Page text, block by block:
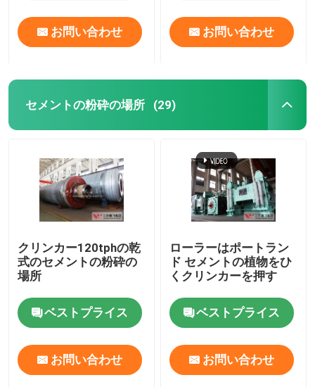
お問い合わせ お問い合わせ
セメントの粉砕の場所 (29)
クリンカー120tphの乾
式のセメントの粉砕の
場所
ベストプライス
お問い合わせ
ローラーはポートラン
ド セメントの植物をひ
くクリンカーを押す
ベストプライス
お問い合わせ